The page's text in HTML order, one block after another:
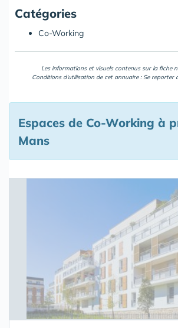
Catégories
Co-Working
Les informations et visuels contenus sur la fiche
Conditions d'utilisation de cet annuaire : Se reporter
Espaces de Co-Working à
Mans